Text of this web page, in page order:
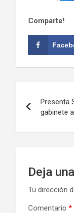
Comparte!
de
Presenta
gabinete
Deja
Tu dirección
Comentario *